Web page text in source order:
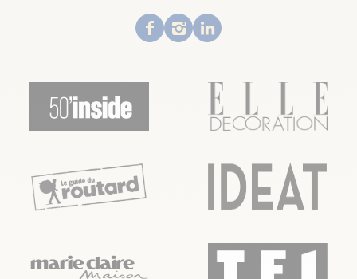
Facebook
Instagram
Linkedin